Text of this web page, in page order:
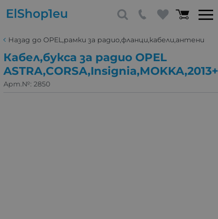
Назад до OPEL,рамки за радио,фланци,кабели,антени
Кабел,букса за радио OPEL
ASTRA,CORSA,Insignia,MOKKA,2013+
Арт.№: 2850